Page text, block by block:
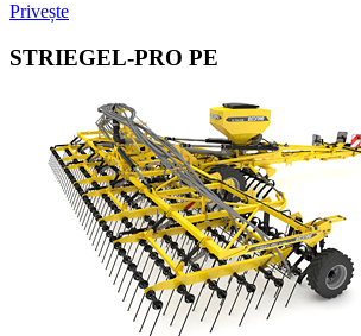
Privește
STRIEGEL-PRO PE